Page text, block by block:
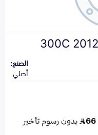
الصنع:
أصلي